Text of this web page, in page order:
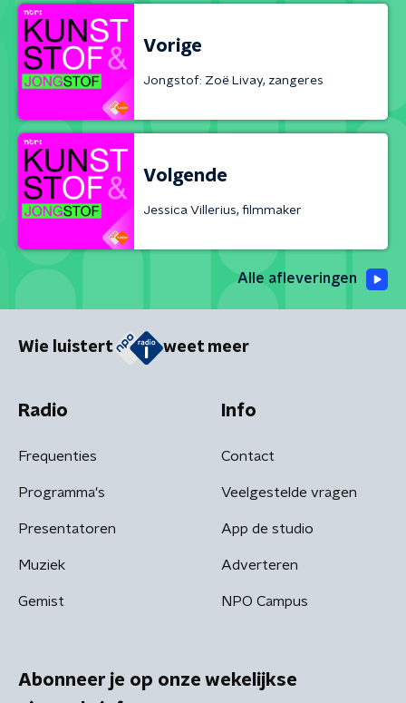
Vorige
Jongstof: Zoë Livay, zangeres
Volgende
Jessica Villerius, filmmaker
Alle afleveringen
Wie luistert weet meer
Radio
Frequenties
Programma's
Presentatoren
Muziek
Gemist
Info
Contact
Veelgestelde vragen
App de studio
Adverteren
NPO Campus
Abonneer je op onze wekelijkse